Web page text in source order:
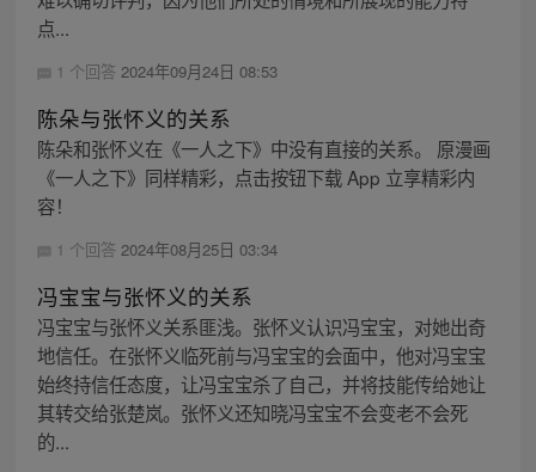
点...
1 个回答 2024年09月24日 08:53
陈朵与张怀义的关系
陈朵和张怀义在《一人之下》中没有直接的关系。 原漫画
《一人之下》同样精彩，点击按钮下载 App 立享精彩内
容！
1 个回答 2024年08月25日 03:34
冯宝宝与张怀义的关系
冯宝宝与张怀义关系匪浅。张怀义认识冯宝宝，对她出奇
地信任。在张怀义临死前与冯宝宝的会面中，他对冯宝宝
始终持信任态度，让冯宝宝杀了自己，并将技能传给她让
其转交给张楚岚。张怀义还知晓冯宝宝不会变老不会死
的...